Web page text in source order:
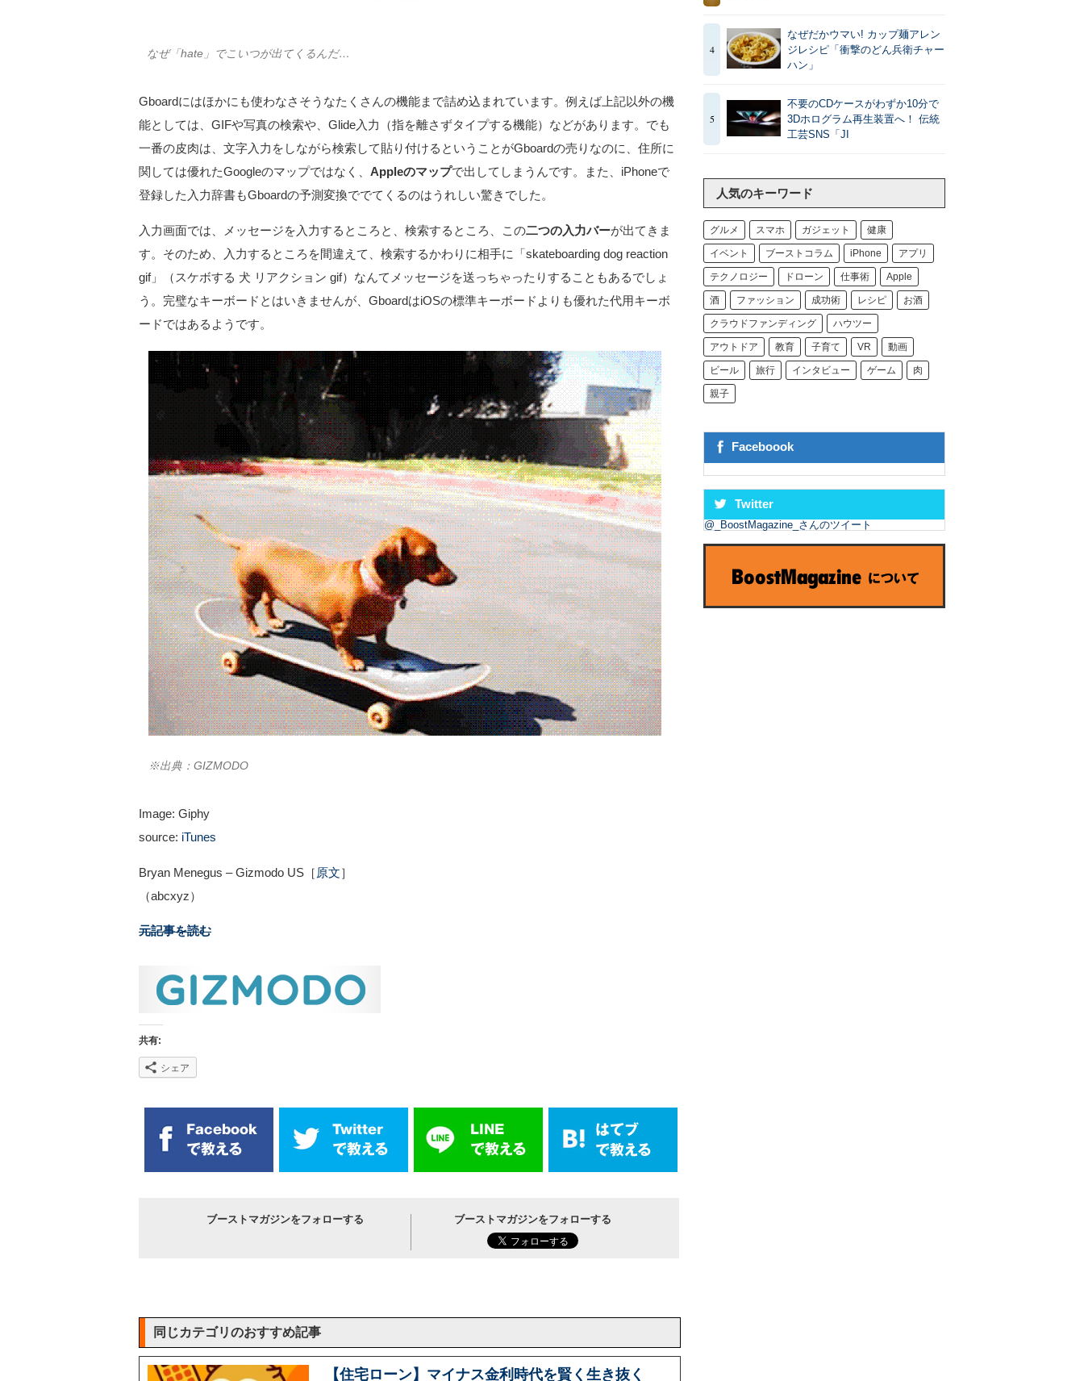
なぜ「hate」でこいつが出てくるんだ…
Gboardにはほかにも使わなさそうなたくさんの機能まで詰め込まれています。例えば上記以外の機
能としては、GIFや写真の検索や、Glide入力（指を離さずタイプする機能）などがあります。でも
一番の皮肉は、文字入力をしながら検索して貼り付けるということがGboardの売りなのに、住所に
関しては優れたGoogleのマップではなく、 Appleのマップで出してしまうんです。また、iPhoneで
登録した入力辞書もGboardの予測変換ででてくるのはうれしい驚きでした。
入力画面では、メッセージを入力するところと、検索するところ、この二つの入力バーが出てきま
す。そのため、入力するところを間違えて、検索するかわりに相手に「skateboarding dog reaction
gif」（スケボする 犬 リアクション gif）なんてメッセージを送っちゃったりすることもあるでしょ
う。完璧なキーボードとはいきませんが、GboardはiOSの標準キーボードよりも優れた代用キーボ
ードではあるようです。
※出典：GIZMODO
Image: Giphy
source: iTunes
Bryan Menegus – Gizmodo US［ 原文］
（abcxyz）
元記事を読む
共有:
シェア
ブーストマガジンをフォローする ブーストマガジンをフォローする
同じカテゴリのおすすめ記事
【住宅ローン】マイナス金利時代を賢く生き抜く
4
なぜだかウマい! カップ麺アレン
ジレシピ「衝撃のどん兵衛チャー
ハン」
5
不要のCDケースがわずか10分で
3Dホログラム再生装置へ！ 伝統
工芸SNS「JI
人気のキーワード
グルメ スマホ ガジェット 健康
イベント ブーストコラム iPhone アプリ
テクノロジー ドローン 仕事術 Apple
酒 ファッション 成功術 レシピ お酒
クラウドファンディング ハウツー
アウトドア 教育 子育て VR 動画
ビール 旅行 インタビュー ゲーム 肉
親子
Faceboook
Twitter
@_BoostMagazine_さんのツイート